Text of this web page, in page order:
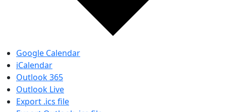
Google Calendar
iCalendar
Outlook 365
Outlook Live
Export .ics file